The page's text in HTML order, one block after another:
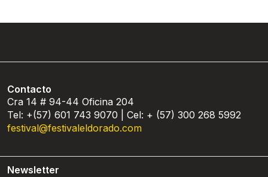
Contacto
Cra 14 # 94-44 Oficina 204
Tel: +(57) 601 743 9070 | Cel: + (57) 300 268 5992
festival@festivaleldorado.com
Newsletter